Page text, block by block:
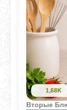
1,68K
Вторые